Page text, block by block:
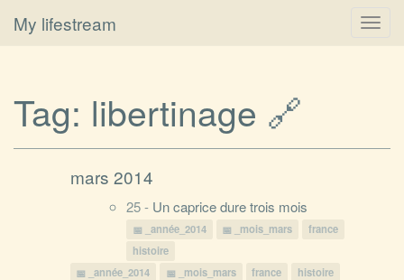
My lifestream
Tag: libertinage 🔗
mars 2014
25 - Un caprice dure trois mois
_année_2014 _mois_mars
france
histoire
_année_2014
_mois_mars france histoire